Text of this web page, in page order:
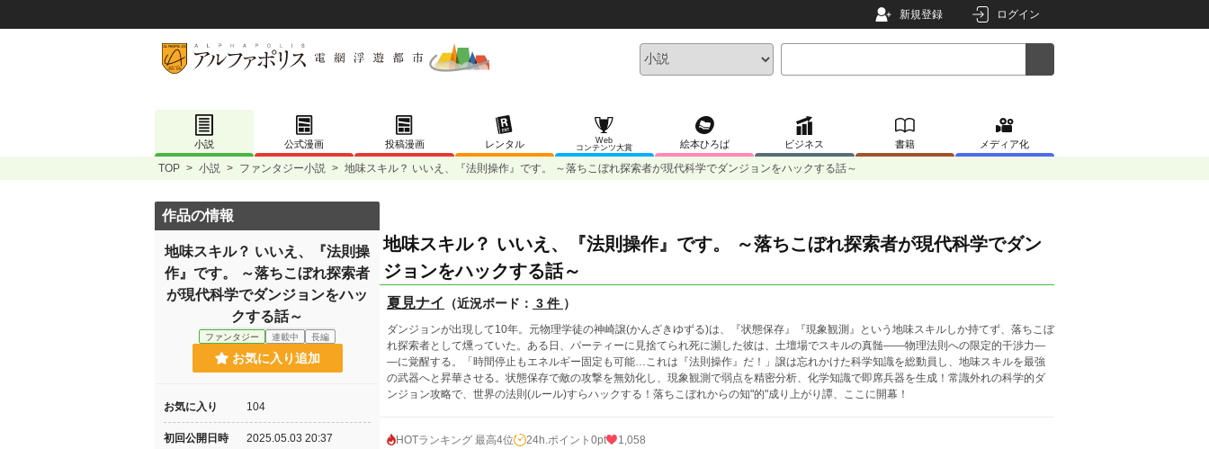
新規登録 ログイン
小説 公式漫画 投稿漫画 レンタル
Web
コンテンツ大賞
絵本ひろば ビジネス 書籍 メディア化
TOP > 小説 > ファンタジー小説 > 地味スキル？ いいえ、『法則操作』です。 ～落ちこぼれ探索者が現代科学でダンジョンをハックする話～
地味スキル？ いいえ、『法則操作』です。 ～落ちこぼれ探索者が現代科学でダン
ジョンをハックする話～
夏見ナイ （近況ボード： 3 件 ）
ダンジョンが出現して10年。元物理学徒の神崎譲(かんざきゆずる)は、『状態保存』『現象観測』という地味スキルしか持てず、落ちこぼ
れ探索者として燻っていた。ある日、パーティーに見捨てられ死に瀕した彼は、土壇場でスキルの真髄――物理法則への限定的干渉力―
―に覚醒する。「時間停止もエネルギー固定も可能…これは『法則操作』だ！」譲は忘れかけた科学知識を総動員し、地味スキルを最強
の武器へと昇華させる。状態保存で敵の攻撃を無効化し、現象観測で弱点を精密分析、化学知識で即席兵器を生成！常識外れの科学的ダ
ンジョン攻略で、世界の法則(ルール)すらハックする！落ちこぼれからの知"的"成り上がり譚、ここに開幕！
HOTランキング 最高4位 24h.ポイント 0pt 1,058
作品の情報
地味スキル？ いいえ、『法則操
作』です。 ～落ちこぼれ探索者
が現代科学でダンジョンをハッ
クする話～
ファンタジー 連載中 長編
お気に入り追加
お気に入り 104
初回公開日時 2025.05.03 20:37